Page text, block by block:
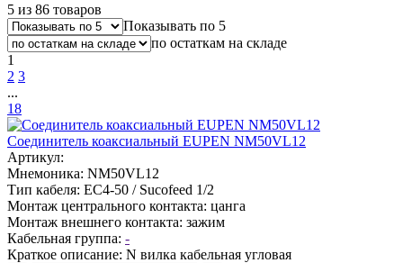
5 из 86 товаров
Показывать по 5
по остаткам на складе
1
2 3
...
18
Соединитель коаксиальный EUPEN NM50VL12
Артикул:
Мнемоника: NM50VL12
Тип кабеля: EC4-50 / Sucofeed 1/2
Монтаж центрального контакта: цанга
Монтаж внешнего контакта: зажим
Кабельная группа: -
Краткое описание: N вилка кабельная угловая